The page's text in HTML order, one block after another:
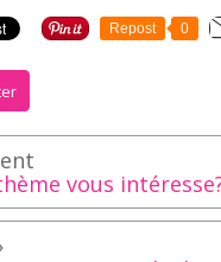
Repost 0
vous